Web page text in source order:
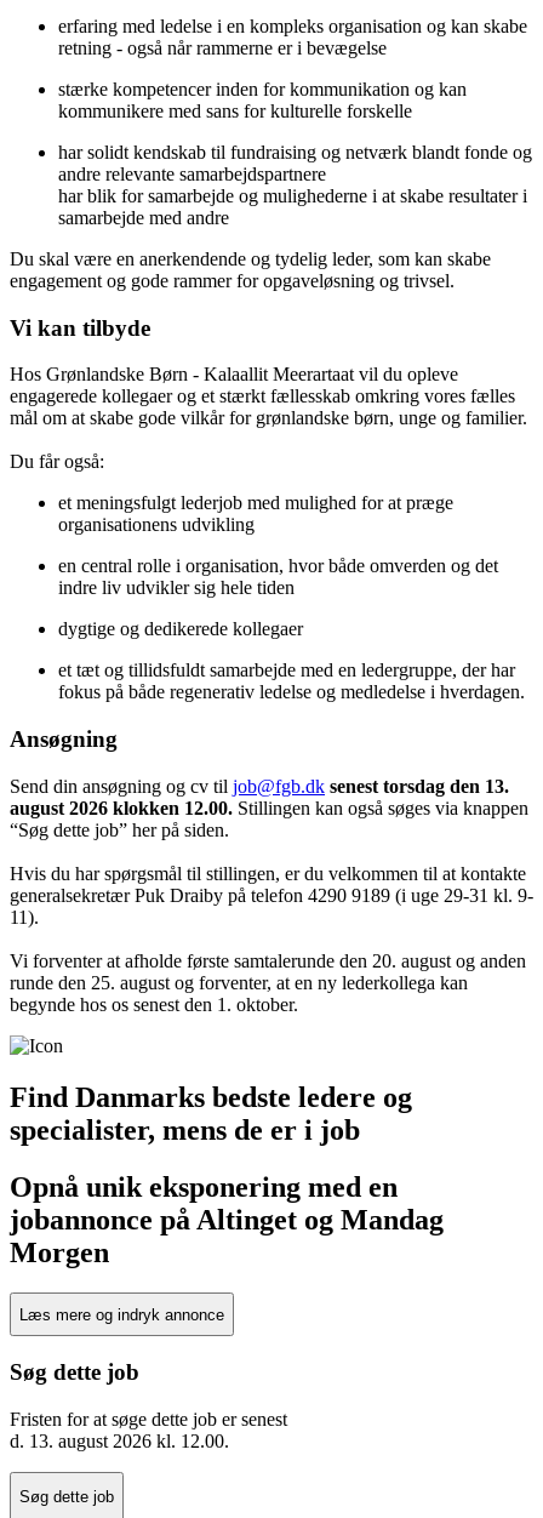
erfaring med ledelse i en kompleks organisation og kan skabe
retning - også når rammerne er i bevægelse
stærke kompetencer inden for kommunikation og kan
kommunikere med sans for kulturelle forskelle
har solidt kendskab til fundraising og netværk blandt fonde og
andre relevante samarbejdspartnere
har blik for samarbejde og mulighederne i at skabe resultater i
samarbejde med andre
Du skal være en anerkendende og tydelig leder, som kan skabe
engagement og gode rammer for opgaveløsning og trivsel.
Vi kan tilbyde
Hos Grønlandske Børn - Kalaallit Meerartaat vil du opleve
engagerede kollegaer og et stærkt fællesskab omkring vores fælles
mål om at skabe gode vilkår for grønlandske børn, unge og familier.
Du får også:
et meningsfulgt lederjob med mulighed for at præge
organisationens udvikling
en central rolle i organisation, hvor både omverden og det
indre liv udvikler sig hele tiden
dygtige og dedikerede kollegaer
et tæt og tillidsfuldt samarbejde med en ledergruppe, der har
fokus på både regenerativ ledelse og medledelse i hverdagen.
Ansøgning
Send din ansøgning og cv til job@fgb.dk senest torsdag den 13.
august 2026 klokken 12.00. Stillingen kan også søges via knappen
“Søg dette job” her på siden.
Hvis du har spørgsmål til stillingen, er du velkommen til at kontakte
generalsekretær Puk Draiby på telefon 4290 9189 (i uge 29-31 kl. 9-
11).
Vi forventer at afholde første samtalerunde den 20. august og anden
runde den 25. august og forventer, at en ny lederkollega kan
begynde hos os senest den 1. oktober.
Find Danmarks bedste ledere og
specialister, mens de er i job
Opnå unik eksponering med en
jobannonce på Altinget og Mandag
Morgen
Læs mere og indryk annonce
Søg dette job
Fristen for at søge dette job er senest
d. 13. august 2026 kl. 12.00.
Søg dette job